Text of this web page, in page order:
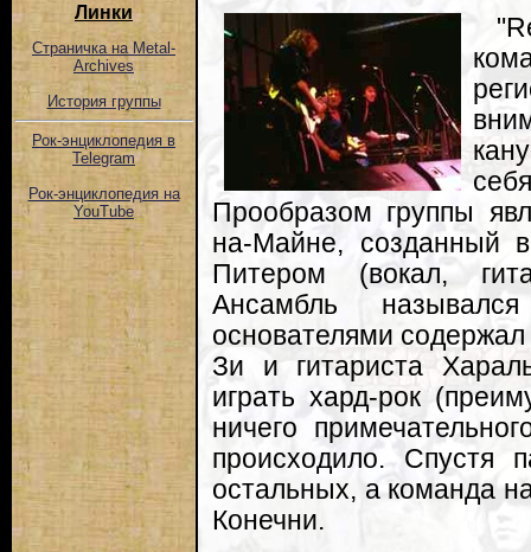
Линки
Страничка на Metal-
Archives
История группы
Рок-энциклопедия в
Telegram
Рок-энциклопедия на
YouTube
Прообразом группы
на-Майне, созданный
Питером (вокал,
Ансамбль
основателями содержал
Зи и гитариста
играть хард-рок
ничего
происходило. Спустя
остальных, а команда
Конечни.